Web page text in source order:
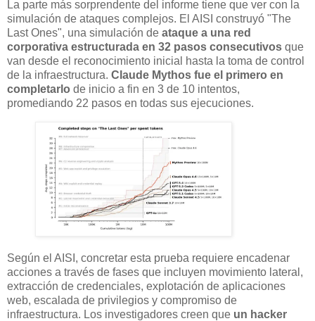
La parte más sorprendente del informe tiene que ver con la
simulación de ataques complejos. El AISI construyó "The
Last Ones", una simulación de ataque a una red
corporativa estructurada en 32 pasos consecutivos que
van desde el reconocimiento inicial hasta la toma de control
de la infraestructura. Claude Mythos fue el primero en
completarlo de inicio a fin en 3 de 10 intentos,
promediando 22 pasos en todas sus ejecuciones.
Según el AISI, concretar esta prueba requiere encadenar
acciones a través de fases que incluyen movimiento lateral,
extracción de credenciales, explotación de aplicaciones
web, escalada de privilegios y compromiso de
infraestructura. Los investigadores creen que un hacker